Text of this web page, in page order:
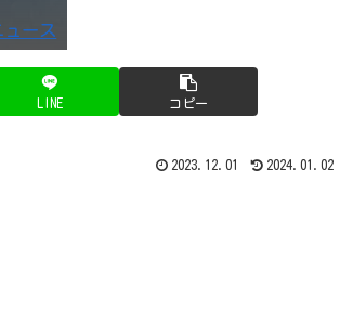
ース
LINE コピー
2023.12.01 2024.01.02